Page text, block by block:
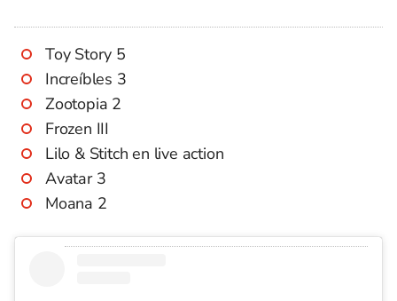
Toy Story 5
Increíbles 3
Zootopia 2
Frozen III
Lilo & Stitch en live action
Avatar 3
Moana 2